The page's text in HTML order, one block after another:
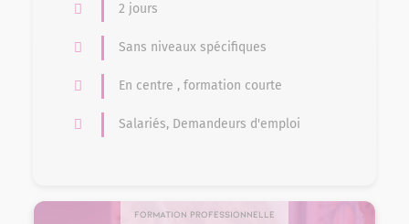
2 jours
Sans niveaux spécifiques
En centre , formation courte
Salariés, Demandeurs d'emploi
Formation professionnelle